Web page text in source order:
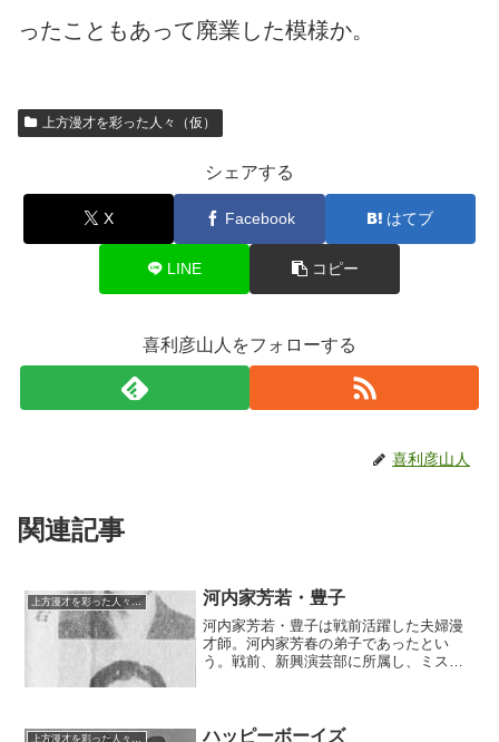
ったこともあって廃業した模様か。
上方漫才を彩った人々（仮）
シェアする
X Facebook はてブ
LINE コピー
喜利彦山人をフォローする
喜利彦山人
関連記事
上方漫才を彩った人々（仮） 河内家芳若・豊子
河内家芳若・豊子は戦前活躍した夫婦漫
才師。河内家芳春の弟子であったとい
う。戦前、新興演芸部に所属し、ミスワ
上方漫才を彩った人々（仮） ハッピーボーイズ